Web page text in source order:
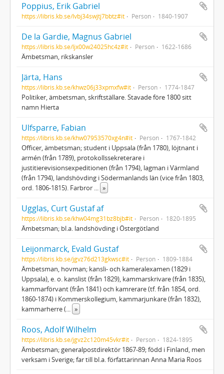
Poppius, Erik Gabriel
https://libris.kb.se/lvbj34swjtj7bbtz#it Person 1840-1907
De la Gardie, Magnus Gabriel
https://libris.kb.se/ljx00w24025hc4z#it Person 1622-1686
Ämbetsman, rikskansler
Järta, Hans
https://libris.kb.se/khwz06j33xpmxfw#it Person 1774-1847
Politiker, ämbetsman, skriftställare. Stavade före 1800 sitt
namn Hierta
Ulfsparre, Fabian
https://libris.kb.se/khw07953570xg4n#it Person 1767-1842
Officer, ämbetsman; student i Uppsala (från 1780), löjtnant i
armén (från 1789), protokollssekreterare i
justitierevisionsexpeditionen (från 1794), lagman i Värmland
(från 1794), landshövding i Södermanlands län (vice från 1803,
ord. 1806-1815). Farbror ... »
Ugglas, Curt Gustaf af
https://libris.kb.se/khw04mg31bz8bjb#it Person 1820-1895
Ämbetsman; bl.a. landshövding i Östergötland
Leijonmarck, Evald Gustaf
https://libris.kb.se/jgvz76d213gkwsc#it Person 1809-1884
Ämbetsman, hovman; kansli- och kameralexamen (1829 i
Uppsala), e. o. kanslist (från 1829), kammarskrivare (från 1835),
kammarförvant (från 1841) och kamrerare (tf. från 1854, ord.
1860-1874) i Kommerskollegium, kammarjunkare (från 1832),
kammarherre (... »
Roos, Adolf Wilhelm
https://libris.kb.se/jgvz2c120m45vkr#it Person 1824-1895
Ämbetsman; generalpostdirektör 1867-89; född i Finland, men
verksam i Sverige; far till bl.a. författarinnan Anna Maria Roos